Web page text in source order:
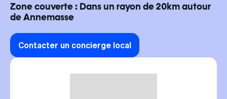
Zone couverte : Dans un rayon de 20km autour
de Annemasse
Contacter un concierge local